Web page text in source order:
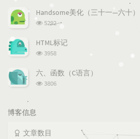
次
Handsome美化（三十一—六十）
浏
次
5292
HTML标记
浏
数:
3958
六、函数（C语言）
浏
3806
博客信息
文章数目